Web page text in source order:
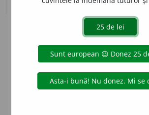
sinteza definițiilor (1) definiții (1)
info
Aceste definiții sunt
echipa dexonline.
originale se află pe fila
preferințe